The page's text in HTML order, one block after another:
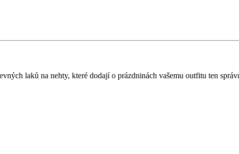
laků na nehty, které dodají o prázdninách vašemu outfitu ten